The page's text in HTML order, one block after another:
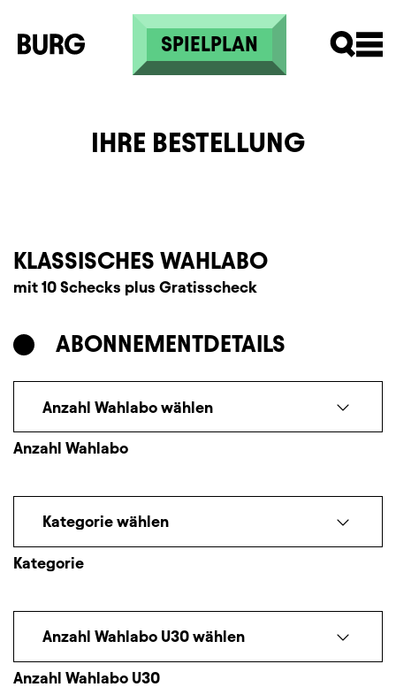
Direkt zum Inhalt
SPIELPLAN
IHRE BESTELLUNG
KLASSISCHES WAHLABO
mit 10 Schecks plus Gratisscheck
ABONNEMENTDETAILS
Anzahl Wahlabo
Anzahl Wahlabo wählen
Kategorie
Kategorie wählen
Anzahl Wahlabo U30
Anzahl Wahlabo U30 wählen